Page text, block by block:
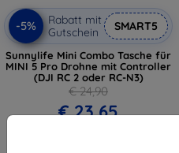
-5%
Rabatt mit
Gutschein
SMART5
Sunnylife Mini Combo Tasche für
MINI 5 Pro Drohne mit Controller
(DJI RC 2 oder RC-N3)
€ 24,90
€ 23,65